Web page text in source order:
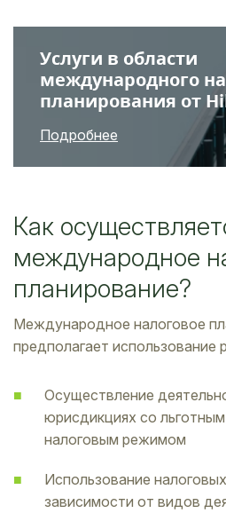
Услуги в области
международного
планирования от
Подробнее
Как
международное
планирование?
Международное налоговое
предполагает использование
Осуществление
юрисдикциях со
налоговым режимом
Использование
зависимости от видов